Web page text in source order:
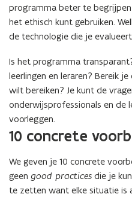
programma beter te
het ethisch kunt gebruiken.
de technologie die je
Is het programma
leerlingen en leraren? Bereik
wilt bereiken? Je kunt de
onderwijsprofessionals en de
voorleggen.
10 concrete
We geven je 10 concrete
geen good practices die je
te zetten want elke situatie is